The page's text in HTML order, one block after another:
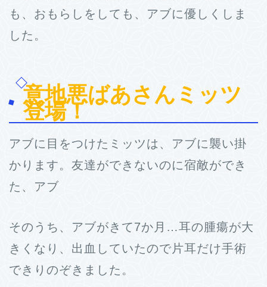
も、おもらしをしても、アブに優しくしま
した。
意地悪ばあさんミッツ
登場！
アブに目をつけたミッツは、アブに襲い掛
かります。友達ができないのに宿敵ができ
た、アブ
そのうち、アブがきて7か月…耳の腫瘍が大
きくなり、出血していたので片耳だけ手術
できりのぞきました。